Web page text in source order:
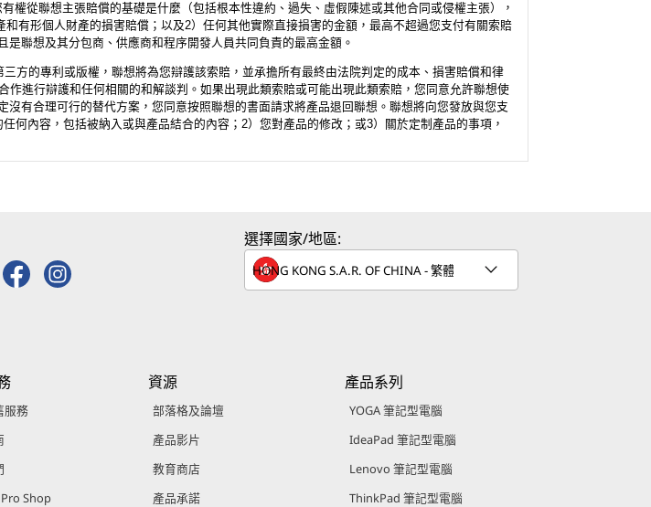
從聯想主張賠償的基礎是什麼（包括根本性違約、過失、虛假陳述或其他合同或侵權主張），
有形個人財產的損害賠償；以及2）任何其他實際直接損害的金額，最高不超過您支付有關索賠
聯想及其分包商、供應商和程序開發人員共同負責的最高金額。
方的專利或版權，聯想將為您辯護該索賠，並承擔所有最終由法院判定的成本、損害賠償和律
進行辯護和任何相關的和解談判。如果出現此類索賠或可能出現此類索賠，您同意允許聯想使
有合理可行的替代方案，您同意按照聯想的書面請求將產品退回聯想。聯想將向您發放與您支
何內容，包括被納入或與產品結合的內容；2）您對產品的修改；或3）關於定制產品的事項，
選擇國家/地區:
服務
Shop
資源
部落格及論壇
產品影片
教育商店
產品承諾
產品系列
YOGA 筆記型電腦
IdeaPad 筆記型電腦
Lenovo 筆記型電腦
ThinkPad 筆記型電腦